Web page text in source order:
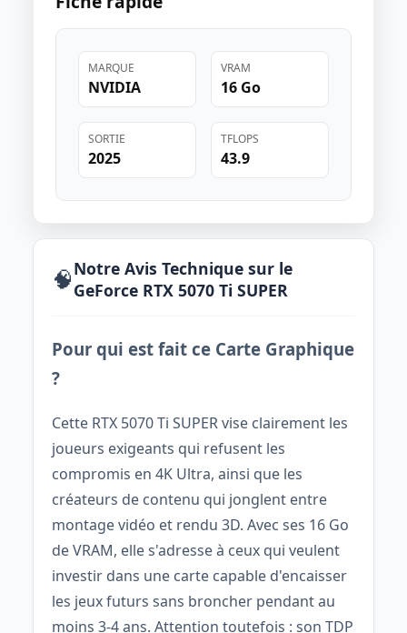
MARQUE
NVIDIA
VRAM
16 Go
SORTIE
2025
TFLOPS
43.9
🧠Notre Avis Technique sur le
GeForce RTX 5070 Ti SUPER
Pour qui est fait ce Carte Graphique
?
Cette RTX 5070 Ti SUPER vise clairement les
joueurs exigeants qui refusent les
compromis en 4K Ultra, ainsi que les
créateurs de contenu qui jonglent entre
montage vidéo et rendu 3D. Avec ses 16 Go
de VRAM, elle s'adresse à ceux qui veulent
investir dans une carte capable d'encaisser
les jeux futurs sans broncher pendant au
moins 3-4 ans. Attention toutefois : son TDP